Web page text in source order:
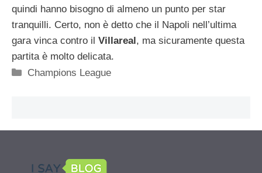
quindi hanno bisogno di almeno un punto per star
tranquilli. Certo, non è detto che il Napoli nell’ultima
gara vinca contro il Villareal , ma sicuramente questa
partita è molto delicata.
Categorie
Champions League